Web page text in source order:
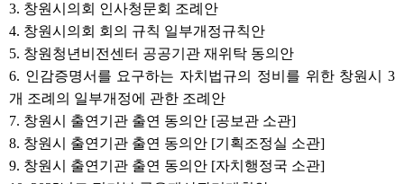
3. 창원시의회 인사청문회 조례안
4. 창원시의회 회의 규칙 일부개정규칙안
5. 창원청년비전센터 공공기관 재위탁 동의안
6. 인감증명서를 요구하는 자치법규의 정비를 위한 창원시 3
개 조례의 일부개정에 관한 조례안
7. 창원시 출연기관 출연 동의안 [공보관 소관]
8. 창원시 출연기관 출연 동의안 [기획조정실 소관]
9. 창원시 출연기관 출연 동의안 [자치행정국 소관]